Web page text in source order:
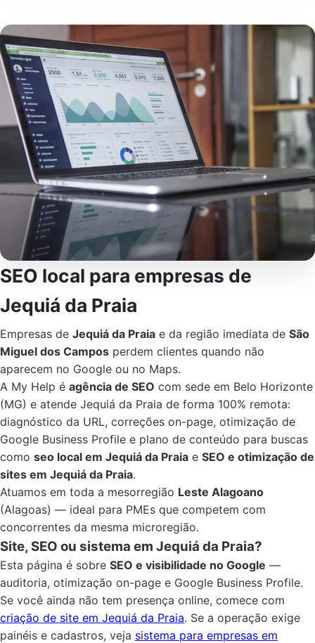
SEO local para empresas de
Jequiá da Praia
Empresas de Jequiá da Praia e da região imediata de São
Miguel dos Campos perdem clientes quando não
aparecem no Google ou no Maps.
A My Help é agência de SEO com sede em Belo Horizonte
(MG) e atende Jequiá da Praia de forma 100% remota:
diagnóstico da URL, correções on-page, otimização de
Google Business Profile e plano de conteúdo para buscas
como seo local em Jequiá da Praia e SEO e otimização de
sites em Jequiá da Praia.
Atuamos em toda a mesorregião Leste Alagoano
(Alagoas) — ideal para PMEs que competem com
concorrentes da mesma microregião.
Site, SEO ou sistema em Jequiá da Praia?
Esta página é sobre SEO e visibilidade no Google —
auditoria, otimização on-page e Google Business Profile.
Se você ainda não tem presença online, comece com
criação de site em Jequiá da Praia. Se a operação exige
painéis e cadastros, veja sistema para empresas em